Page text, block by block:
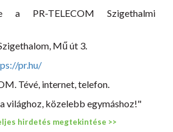
a PR-TELECOM Szigethalmi
Mű út 3.
pr.hu/
Tévé, internet, telefon.
világhoz, közelebb egymáshoz!"
hirdetés megtekintése >>